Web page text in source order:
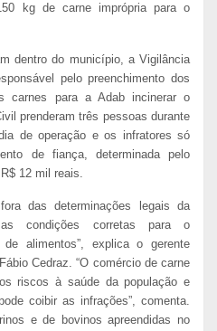
kg de carne imprópria para o
dentro do município, a Vigilância
pelo preenchimento dos
carnes para a Adab incinerar o
prenderam três pessoas durante
de operação e os infratores só
de fiança, determinada pelo
12 mil reais.
das determinações legais da
condições corretas para o
de alimentos”, explica o gerente
Cedraz. “O comércio de carne
riscos à saúde da população e
coibir as infrações”, comenta.
e de bovinos apreendidas no